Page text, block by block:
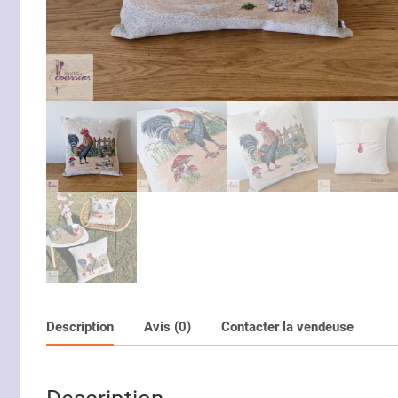
Description Avis (0) Contacter la vendeuse